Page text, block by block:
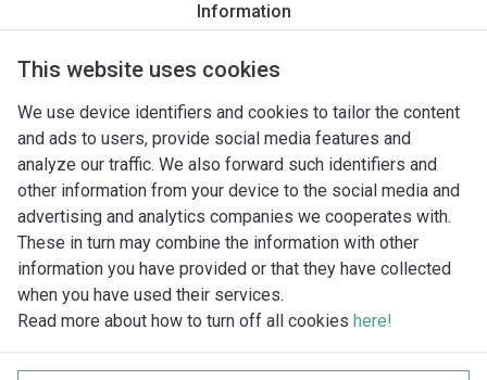
Information
This website uses cookies
We use device identifiers and cookies to tailor the content
and ads to users, provide social media features and
analyze our traffic. We also forward such identifiers and
other information from your device to the social media and
advertising and analytics companies we cooperates with.
These in turn may combine the information with other
information you have provided or that they have collected
when you have used their services.
Read more about how to turn off all cookies here!
Imprint
Behandling av personuppgifter